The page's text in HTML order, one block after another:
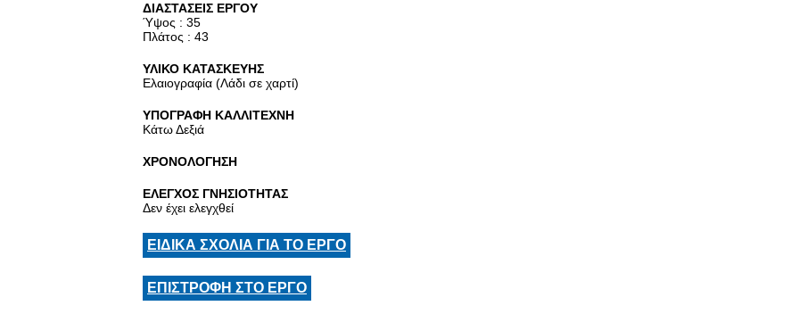
ΔΙΑΣΤΑΣΕΙΣ ΕΡΓΟΥ
Ύψος : 35
Πλάτος : 43
ΥΛΙΚΟ ΚΑΤΑΣΚΕΥΗΣ
Ελαιογραφία (Λάδι σε χαρτί)
ΥΠΟΓΡΑΦΗ ΚΑΛΛΙΤΕΧΝΗ
Κάτω Δεξιά
ΧΡΟΝΟΛΟΓΗΣΗ
ΕΛΕΓΧΟΣ ΓΝΗΣΙΟΤΗΤΑΣ
Δεν έχει ελεγχθεί
ΕΙΔΙΚΑ ΣΧΟΛΙΑ ΓΙΑ ΤΟ ΕΡΓΟ
ΕΠΙΣΤΡΟΦΗ ΣΤΟ ΕΡΓΟ